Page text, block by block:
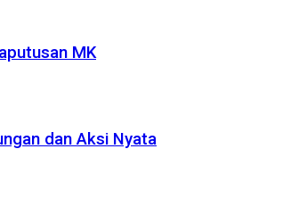
MK
dan Aksi Nyata